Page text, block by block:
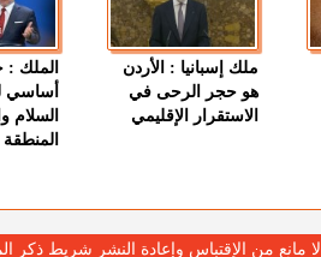
ملك إسبانيا : الأردن
هو حجر الرحى في
الاستقرار الإقليمي
الملك :
أساسي
السلام
المنطقة
لا مانع من الإقتباس وإعادة النشر شريط ذكر